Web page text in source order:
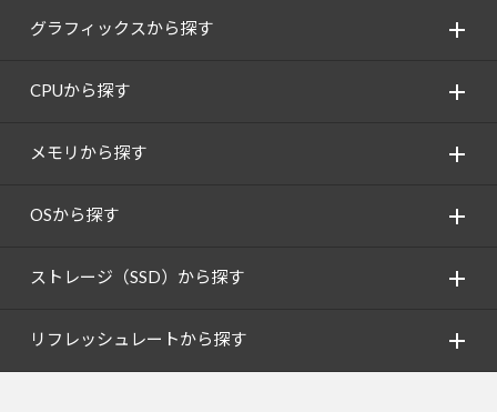
グラフィックスから探す
CPUから探す
メモリから探す
OSから探す
ストレージ（SSD）から探す
リフレッシュレートから探す